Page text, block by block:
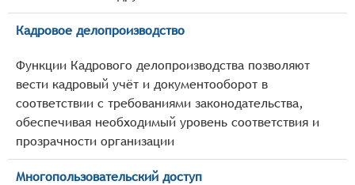
Кадровое делопроизводство
Функции Кадрового делопроизводства позволяют
вести кадровый учёт и документооборот в
соответствии с требованиями законодательства,
обеспечивая необходимый уровень соответствия и
прозрачности организации
Многопользовательский доступ